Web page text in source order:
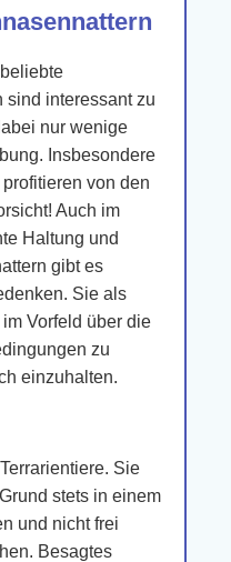
sind interessant zu
nur wenige
Insbesondere
von den
Auch im
Haltung und
gibt es
Sie als
Vorfeld über die
zu
einzuhalten.
Sie
stets in einem
und nicht frei
Besagtes